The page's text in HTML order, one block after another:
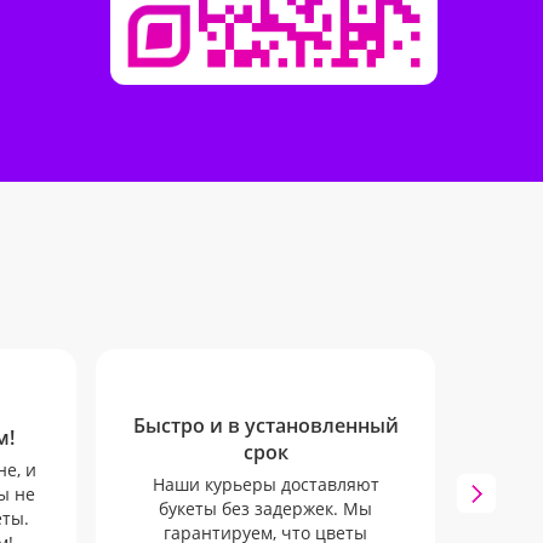
и
не
Быстро и в установленный
срок
Наши курьеры доставляют
букеты без задержек. Мы
гарантируем, что цветы